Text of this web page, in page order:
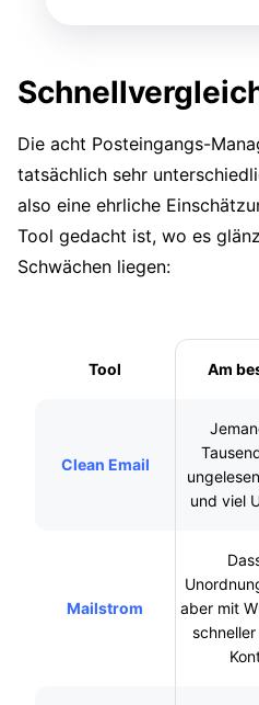
Die acht Posteingangs-
tatsächlich sehr
also eine ehrliche
Tool gedacht ist, wo es
Schwächen liegen:
Tool
Clean Email
Mailstrom
Am
Jemanden mit
und viel
Dasselbe
aber mit